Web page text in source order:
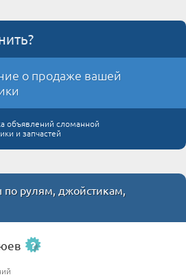
о продаже вашей
объявлений сломанной
и запчастей
по рулям, джойстикам,